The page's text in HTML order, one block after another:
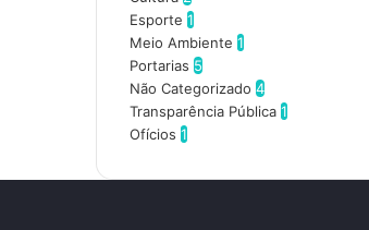
d
e
e
m
a
i
Esporte 1
Meio Ambiente 1
Portarias 5
Não Categorizado 4
Transparência Pública 1
Ofícios 1